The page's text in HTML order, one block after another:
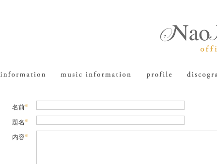
名前※
題名 ※
内容 ※